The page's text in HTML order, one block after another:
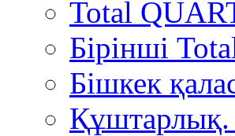
Total
Бірінші
Бішкек
Құштарлық.